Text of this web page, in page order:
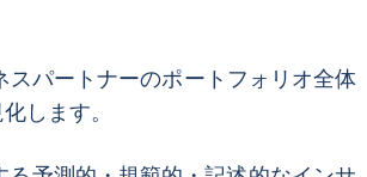
パートナーのポートフォリオ全体
します。